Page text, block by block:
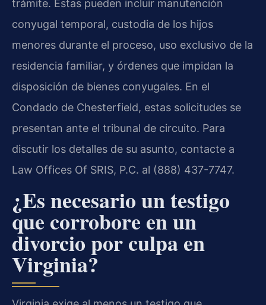
trámite. Estas pueden incluir manutención
conyugal temporal, custodia de los hijos
menores durante el proceso, uso exclusivo de la
residencia familiar, y órdenes que impidan la
disposición de bienes conyugales. En el
Condado de Chesterfield, estas solicitudes se
presentan ante el tribunal de circuito. Para
discutir los detalles de su asunto, contacte a
Law Offices Of SRIS, P.C. al (888) 437-7747.
¿Es necesario un testigo
que corrobore en un
divorcio por culpa en
Virginia?